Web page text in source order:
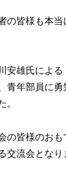
の皆様も本当
安雄氏によ
青年部員に
。
の皆様のお
交流会となり